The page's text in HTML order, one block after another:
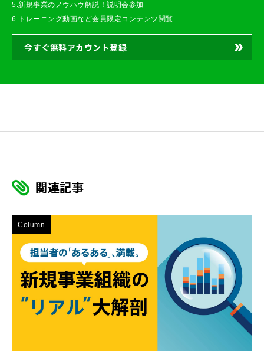
5.新規事業のノウハウ解説！説明会参加
6.トレーニング動画など会員限定コンテンツ閲覧
今すぐ無料アカウント登録
関連記事
Column